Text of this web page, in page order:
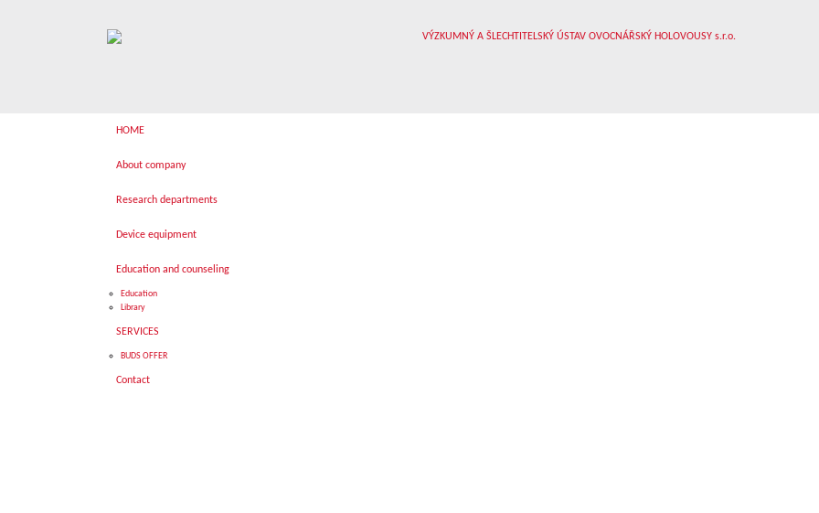
HOME
About company
Research departments
Device equipment
Education and counseling
Education
Library
SERVICES
BUDS OFFER
Contact